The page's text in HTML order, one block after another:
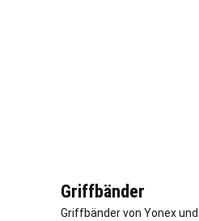
Griffbänder
Griffbänder von Yonex